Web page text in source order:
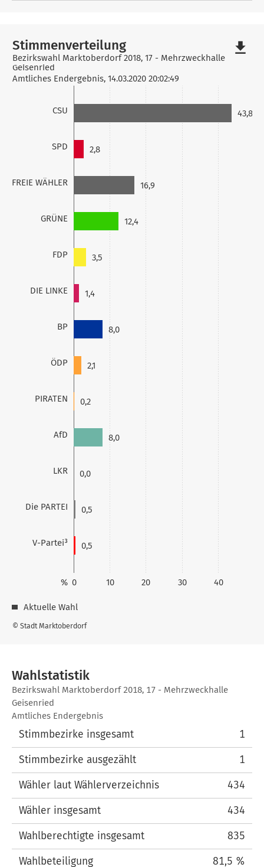
CSU
SPD
FREIE WÄHLER
GRÜNE
FDP
DIE LINKE
BP
ÖDP
PIRATEN
AfD
LKR
Die PARTEI
V-Partei³
0 10 20 30 40
%
43,8
2,8
16,9
12,4
3,5
1,4
8,0
2,1
0,2
8,0
0,0
0,5
0,5
© Stadt Marktoberdorf
Stimmenverteilung
Bezirkswahl Marktoberdorf 2018, 17 - Mehrzweckhalle
Geisenried
Amtliches Endergebnis, 14.03.2020 20:02:49
Aktuelle Wahl
file_download
Wahlstatistik
Wahlstatistik
Bezirkswahl Marktoberdorf 2018, 17 - Mehrzweckhalle
Geisenried
Amtliches Endergebnis
Stimmbezirke insgesamt 1
Stimmbezirke ausgezählt 1
Wähler laut Wählerverzeichnis 434
Wähler insgesamt 434
Wahlberechtigte insgesamt 835
Wahlbeteiligung 81,5 %